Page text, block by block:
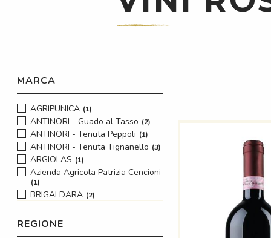
MARCA
AGRIPUNICA 1
ANTINORI - Guado al Tasso 2
ANTINORI - Tenuta Peppoli 1
ANTINORI - Tenuta Tignanello 3
ARGIOLAS 1
Azienda Agricola Patrizia Cencioni
1
BRIGALDARA 2
CA' RUGATE
REGIONE